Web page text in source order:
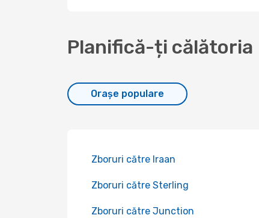
Planifică-ți călătoria
Orașe populare
Zboruri către Iraan
Zboruri către Sterling
Zboruri către Junction